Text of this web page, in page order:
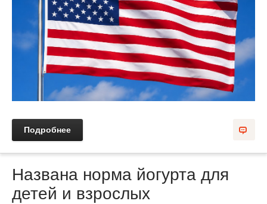
Подробнее
Названа норма йогурта для
детей и взрослых